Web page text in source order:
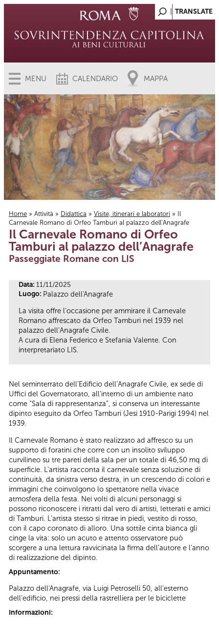
MENU CALENDARIO MAPPA
Tu sei qui
Home » Attività » Didattica » Visite, itinerari e laboratori » Il
Carnevale Romano di Orfeo Tamburi al palazzo dell’Anagrafe
Il Carnevale Romano di Orfeo
Tamburi al palazzo dell’Anagrafe
Passeggiate Romane con LIS
Data: 11/11/2025
Luogo: Palazzo dell'Anagrafe
La visita offre l’occasione per ammirare il Carnevale
Romano affrescato da Orfeo Tamburi nel 1939 nel
palazzo dell’Anagrafe Civile.
A cura di Elena Federico e Stefania Valente. Con
interpretariato LIS.
Nel seminterrato dell’Edificio dell’Anagrafe Civile, ex sede di
Uffici del Governatorato, all’interno di un ambiente nato
come “Sala di rappresentanza”, si conserva un interessante
dipinto eseguito da Orfeo Tamburi (Jesi 1910-Parigi 1994) nel
1939.
Il Carnevale Romano è stato realizzato ad affresco su un
supporto di foratini che corre con un insolito sviluppo
curvilineo su tre pareti della sala per un totale di 46,50 mq di
superficie. L’artista racconta il carnevale senza soluzione di
continuità, da sinistra verso destra, in un crescendo di colori e
immagini che coinvolgono lo spettatore nella vivace
atmosfera della festa. Nei volti di alcuni personaggi si
possono riconoscere i ritratti dal vero di artisti, letterati e amici
di Tamburi. L’artista stesso si ritrae in piedi, vestito di rosso,
con il capo coronato di alloro. Una sottile cinta bianca gli
cinge la vita: solo un acuto e attento osservatore può
scorgere a una lettura ravvicinata la firma dell’autore e l’anno
di realizzazione del dipinto.
Appuntamento:
Palazzo dell'Anagrafe, via Luigi Petroselli 50, all’esterno
dell’edificio, nei pressi della rastrelliera per le biciclette
Informazioni: